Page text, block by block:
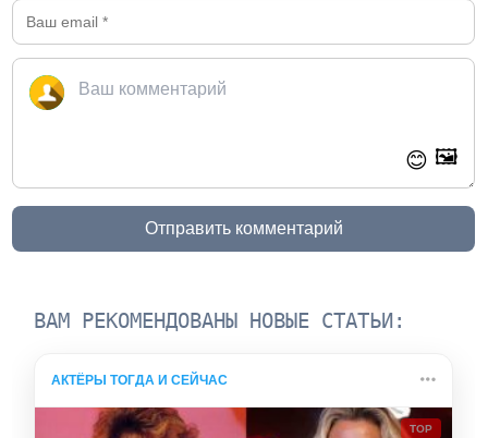
😊 🖼️
Отправить комментарий
ВАМ РЕКОМЕНДОВАНЫ НОВЫЕ СТАТЬИ:
АКТЁРЫ ТОГДА И СЕЙЧАС
TOP